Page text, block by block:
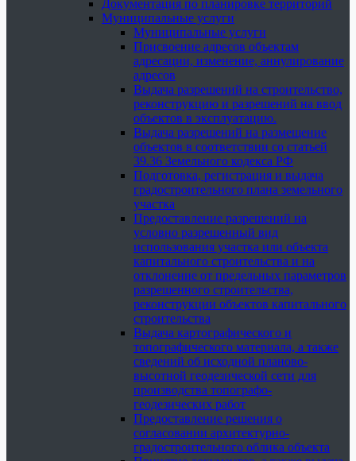
Документация по планировке территорий
Муниципальные услуги
Муниципальные услуги
Присвоение адресов объектам
адресации, изменение, аннулирование
адресов
Выдача разрешений на строительство,
реконструкцию и разрешений на ввод
объектов в эксплуатацию.
Выдача разрешений на размещение
объектов в соответствии со статьей
39.36 Земельного кодекса РФ
Подготовка, регистрация и выдача
градостроительного плана земельного
участка
Предоставление разрешений на
условно разрешенный вид
использования участка или объекта
капитального строительства и на
отклонение от предельных параметров
разрешенного строительства,
реконструкции объектов капитального
строительства
Выдача картографического и
топографического материала, а также
сведений об исходной планово-
высотной геодезической сети для
производства топографо-
геодезических работ
Предоставление решения о
согласовании архитектурно-
градостроительного облика объекта